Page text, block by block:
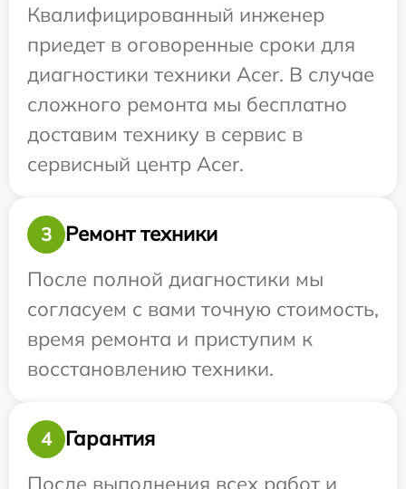
Квалифицированный инженер
приедет в оговоренные сроки для
диагностики техники Acer. В случае
сложного ремонта мы бесплатно
доставим технику в сервис в
сервисный центр Acer.
3
Ремонт техники
После полной диагностики мы
согласуем с вами точную стоимость,
время ремонта и приступим к
восстановлению техники.
4
Гарантия
После выполнения всех работ и